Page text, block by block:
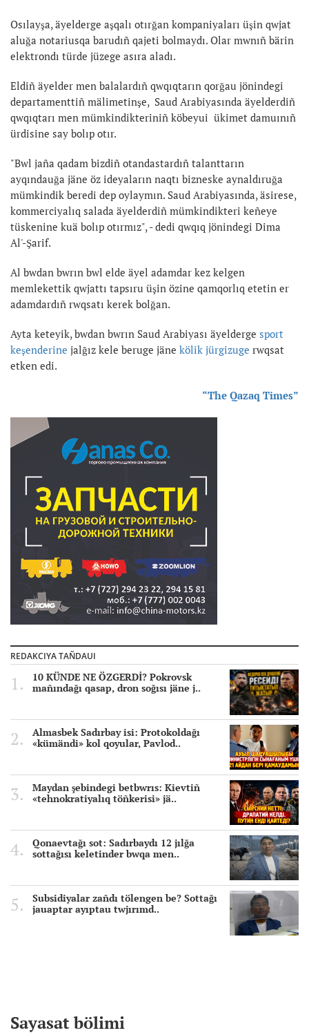
Osılayşa, äyelderge aşqalı otırğan kompaniyaları üşin qwjat
aluğa notariusqa barudıñ qajeti bolmaydı. Olar mwnıñ bärin
elektrondı türde jüzege asıra aladı.
Eldiñ äyelder men balalardıñ qwqıqtarın qorğau jönindegi
departamenttiñ mälimetinşe, Saud Arabiyasında äyelderdiñ
qwqıqtarı men mümkindikteriniñ köbeyui ükimet damuınıñ
ürdisine say bolıp otır.
"Bwl jaña qadam bizdiñ otandastardıñ talanttarın
ayqındauğa jäne öz ideyaların naqtı bizneske aynaldıruğa
mümkindik beredi dep oylaymın. Saud Arabiyasında, äsirese,
kommerciyalıq salada äyelderdiñ mümkindikteri keñeye
tüskenine kuä bolıp otırmız", - dedi qwqıq jönindegi Dima
Al'-Şarif.
Al bwdan bwrın bwl elde äyel adamdar kez kelgen
memlekettik qwjattı tapsıru üşin özine qamqorlıq etetin er
adamdardıñ rwqsatı kerek bolğan.
Ayta keteyik, bwdan bwrın Saud Arabiyası äyelderge sport
keşenderine jalğız kele beruge jäne kölik jürgizuge rwqsat
etken edi.
“The Qazaq Times”
REDAKCIYA TAÑDAUI
10 KÜNDE NE ÖZGERDİ? Pokrovsk
mañındağı qasap, dron soğısı jäne j..
Almasbek Sadırbay isi: Protokoldağı
«kümändi» kol qoyular, Pavlod..
Maydan şebindegi betbwrıs: Kievtiñ
«tehnokratiyalıq töñkerisi» jä..
Qonaevtağı sot: Sadırbaydı 12 jılğa
sottağısı keletinder bwqa men..
Subsidiyalar zañdı tölengen be? Sottağı
jauaptar ayıptau twjırımd..
Sayasat bölimi